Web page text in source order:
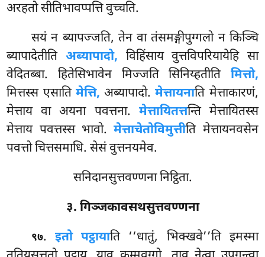
अरहतो सीतिभावप्पत्ति वुच्चति.
सयं न ब्यापज्जति, तेन वा तंसमङ्गीपुग्गलो न किञ्चि
ब्यापादेतीति अब्यापादो, विहिंसाय वुत्तविपरियायेहि सा
वेदितब्बा. हितेसिभावेन मिज्जति सिनिय्हतीति मित्तो,
मित्तस्स एसाति मेत्ति, अब्यापादो.मेत्तायनाति मेत्ताकारणं,
मेत्ताय वा अयना पवत्तना. मेत्तायितत्तन्ति मेत्तायितस्स
मेत्ताय पवत्तस्स भावो.मेत्ताचेतोविमुत्तीति मेत्तायनवसेन
पवत्तो चित्तसमाधि. सेसं वुत्तनयमेव.
सनिदानसुत्तवण्णना निट्ठिता.
३. गिञ्जकावसथसुत्तवण्णना
९७.इतो पट्ठायाति ‘‘धातुं, भिक्खवे’’ति इमस्मा